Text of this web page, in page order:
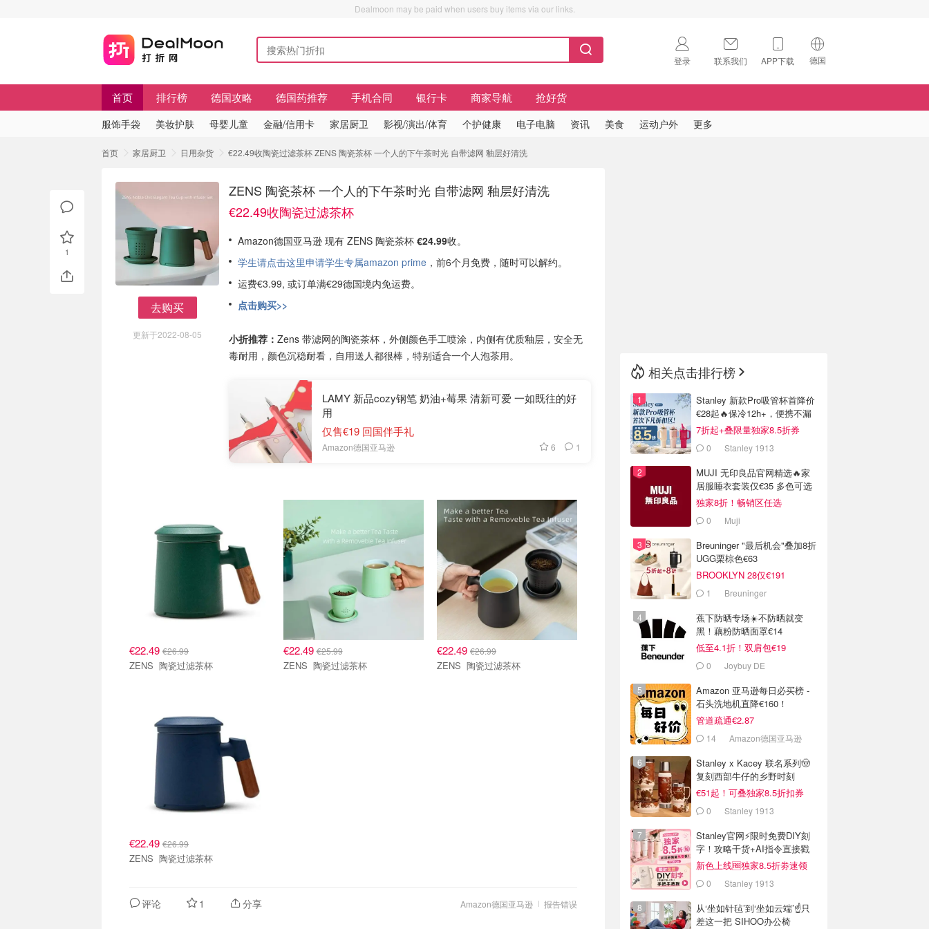
Dealmoon may be paid when users buy items via our links.
登录 联系我们 APP下载 德国
🇺🇸
首页 排行榜 德国攻略 德国药推荐 手机合同 银行卡 商家导航 抢好货
服饰手袋 美妆护肤 母婴儿童 金融/信用卡 家居厨卫 影视/演出/体育 个护健康 电子电脑 资讯 美食 运动户外 更多
首页 家居厨卫 日用杂货 €22.49收陶瓷过滤茶杯 ZENS 陶瓷茶杯 一个人的下午茶时光 自带滤网 釉层好清洗
去购买
更新于2022-08-05
ZENS 陶瓷茶杯 一个人的下午茶时光 自带滤网 釉层好清洗
€22.49收陶瓷过滤茶杯
Amazon德国亚马逊 现有 ZENS 陶瓷茶杯 €24.99收。
学生请点击这里申请学生专属amazon prime ，前6个月免费，随时可以解约。
运费€3.99, 或订单满€29德国境内免运费。
点击购买>>
小折推荐： Zens 带滤网的陶瓷茶杯，外侧颜色手工喷涂，内侧有优质釉层，安全无
毒耐用，颜色沉稳耐看，自用送人都很棒，特别适合一个人泡茶用。
LAMY 新品cozy钢笔 奶油+莓果 清新可爱 一如既往的好
用
仅售€19 回国伴手礼
Amazon德国亚马逊 6 1
€22.49 €26.99
ZENS 陶瓷过滤茶杯
€22.49€25.99
ZENS 陶瓷过滤茶杯
€22.49 €26.99
ZENS 陶瓷过滤茶杯
€22.49 €26.99
ZENS 陶瓷过滤茶杯
报告错误
Amazon德国亚马逊
评论 1 分享
1
相关点击排行榜
Stanley 新款Pro吸管杯首降价
€28起🔥保冷12h+，便携不漏
水
7折起+叠限量独家8.5折券
0 Stanley 1913
MUJI 无印良品官网精选🔥家
居服睡衣套装仅€35 多色可选
独家8折！畅销区任选
0 Muji
Breuninger "最后机会"叠加8折
UGG栗棕色€63
BROOKLYN 28仅€191
1 Breuninger
蕉下防晒专场☀️不防晒就变
黑！藕粉防晒面罩€14
低至4.1折！双肩包€19
0 Joybuy DE
Amazon 亚马逊每日必买榜 -
石头洗地机直降€160！
管道疏通€2.87
14 Amazon德国亚马逊
Stanley x Kacey 联名系列🤠
复刻西部牛仔的乡野时刻
€51起！可叠独家8.5折扣券
0 Stanley 1913
Stanley官网⚡️限时免费DIY刻
字！攻略干货+AI指令直接戳
新色上线🆓独家8.5折劵速领
0 Stanley 1913
从‘坐如针毡’到‘坐如云端’☝️只
差这一把 SIHOO办公椅